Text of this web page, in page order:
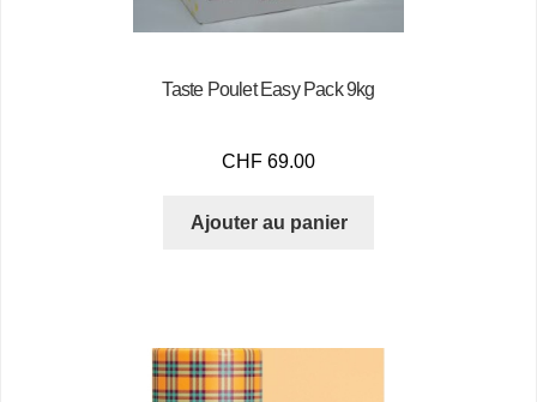
Taste Poulet Easy Pack 9kg
CHF 69.00
Ajouter au panier